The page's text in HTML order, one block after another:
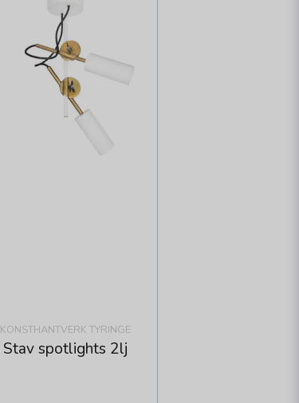
KONSTHANTVERK TYRINGE
Stav spotlights 2lj